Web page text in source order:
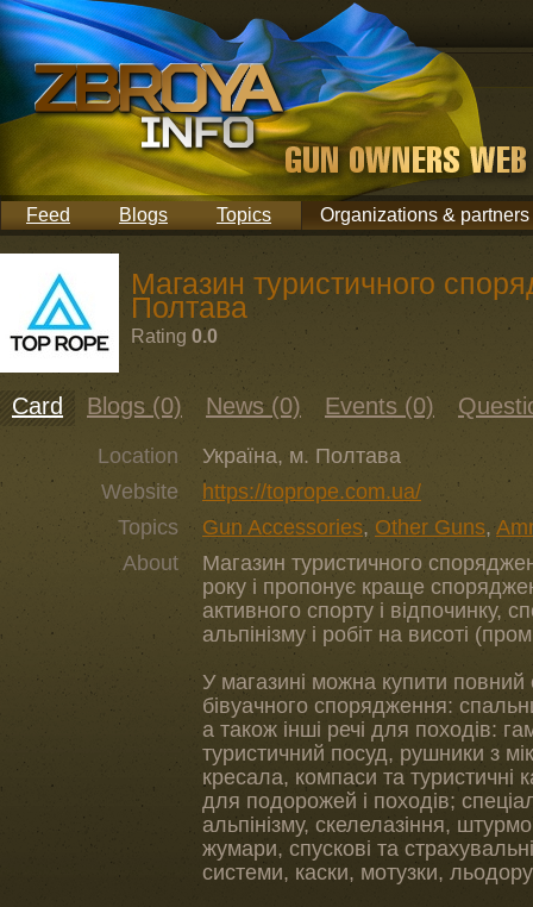
Feed Blogs Topics Organizations & partners
Магазин туристичного
Полтава
Rating 0.0
Card Blogs (0) News (0) Events (0)
Location
Україна, м. Полтава
Website
https://toprope.com.ua/
Topics
Gun Accessories, Other Guns,
About
Магазин туристичного
року і пропонує краще
активного спорту і відпочинку,
альпінізму і робіт на висоті
У магазині можна купити повний
бівуачного спорядження:
а також інші речі для походів:
туристичний посуд, рушники з
кресала, компаси та туристичні
для подорожей і походів;
альпінізму, скелелазіння,
жумари, спускові та
системи, каски, мотузки,